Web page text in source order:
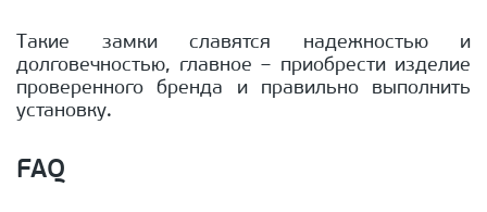
Такие замки славятся надежностью и
долговечностью, главное – приобрести изделие
проверенного бренда и правильно выполнить
установку.
FAQ